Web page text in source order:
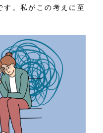
す。私がこの考えに至